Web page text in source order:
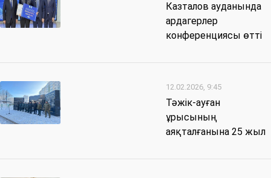
Казталов ауданында
ардагерлер
конференциясы өтті
12.02.2026, 9:45
Тәжік-ауған
ұрысының
аяқталғанына 25 жыл